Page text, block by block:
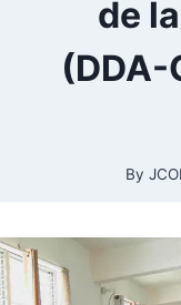
de
(DDA-
By